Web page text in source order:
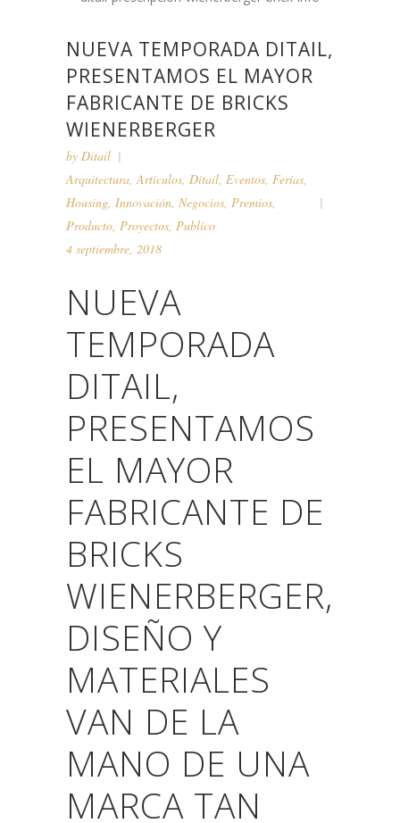
NUEVA TEMPORADA DITAIL,
PRESENTAMOS EL MAYOR
FABRICANTE DE BRICKS
WIENERBERGER
by Ditail
Arquitectura,Artículos, Ditail, Eventos, Ferias,
Housing, Innovación, Negocios, Premios,
Producto, Proyectos, Publico
4 septiembre, 2018
NUEVA
TEMPORADA
DITAIL,
PRESENTAMOS
EL MAYOR
FABRICANTE DE
BRICKS
WIENERBERGER,
DISEÑO Y
MATERIALES
VAN DE LA
MANO DE UNA
MARCA TAN